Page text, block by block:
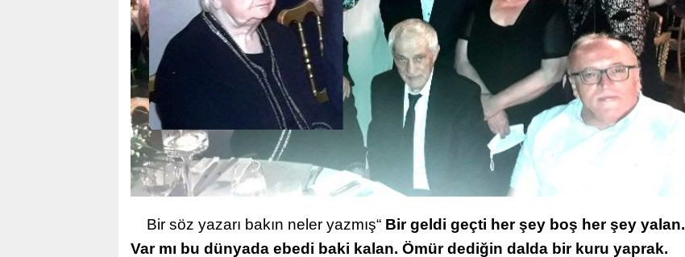
Bir söz yazarı bakın neler yazmış“ Bir geldi geçti her şey boş her şey yalan.
Var mı bu dünyada ebedi baki kalan. Ömür dediğin dalda bir kuru yaprak.